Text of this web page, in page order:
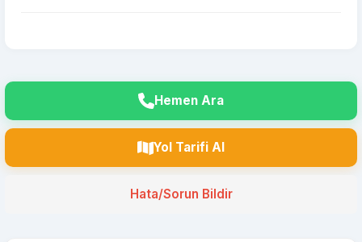
Hemen Ara
Yol Tarifi Al
Hata/Sorun Bildir